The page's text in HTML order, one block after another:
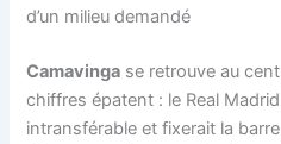
d’un milieu demandé
Camavinga se retrouve au
chiffres épatent : le Real
intransférable et fixerait la